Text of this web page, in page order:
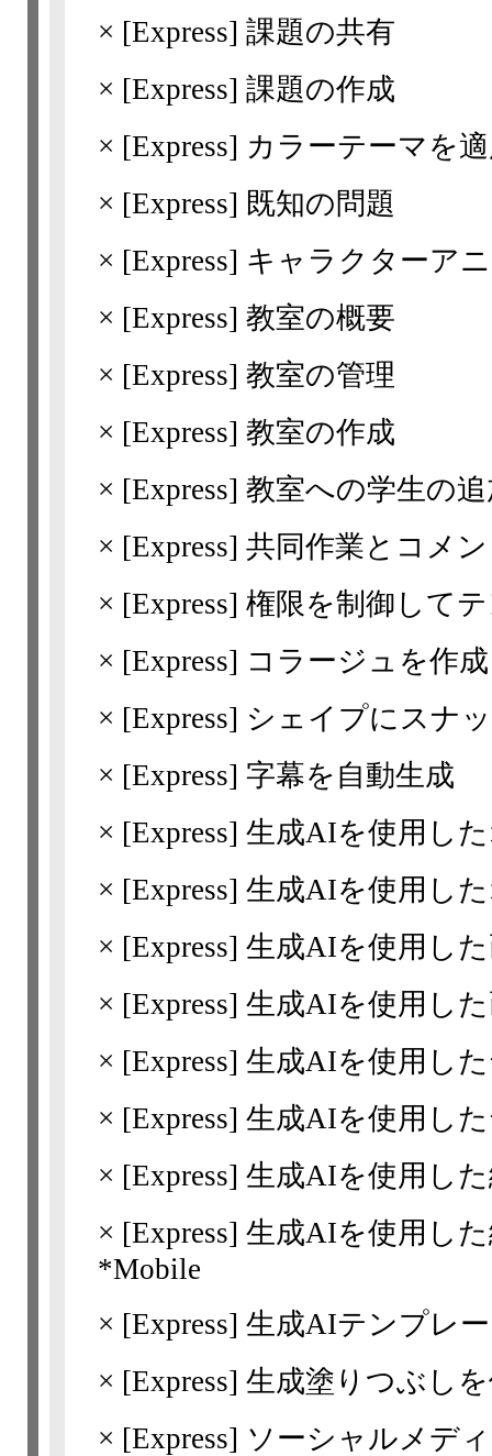
× [Express] 課題の共有
× [Express] 課題の作成
× [Express] カラーテーマを
× [Express] 既知の問題
× [Express] キャラクターア
× [Express] 教室の概要
× [Express] 教室の管理
× [Express] 教室の作成
× [Express] 教室への学生の
× [Express] 共同作業とコメ
× [Express] 権限を制御して
× [Express] コラージュを作成
× [Express] シェイプにスナ
× [Express] 字幕を自動生成
× [Express] 生成AIを使用し
× [Express] 生成AIを使用し
× [Express] 生成AIを使用し
× [Express] 生成AIを使用し
× [Express] 生成AIを使用し
× [Express] 生成AIを使用し
× [Express] 生成AIを使用し
× [Express] 生成AIを使用し
*Mobile
× [Express] 生成AIテンプレ
× [Express] 生成塗りつぶし
× [Express] ソーシャルメデ